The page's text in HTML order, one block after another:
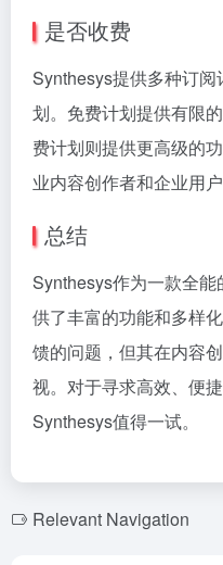
是否收费
Synthesys提供多种订
划。免费计划提供有限
费计划则提供更高级的
业内容创作者和企业用户
总结
Synthesys作为一款全
供了丰富的功能和多样
馈的问题，但其在内容
视。对于寻求高效、便
Synthesys值得一试。
Relevant Navigation